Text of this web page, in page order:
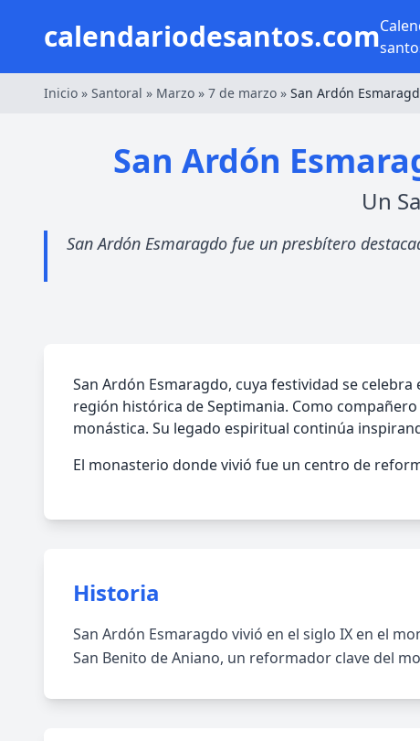
calendariodesantos.com
Inicio » Santoral » Marzo » 7 de marzo » San Ardón
San Ardón
Un
San Ardón Esmaragdo fue un presbítero
San Ardón Esmaragdo, cuya festividad se celebra
región histórica de Septimania. Como
monástica. Su legado espiritual continúa
El monasterio donde vivió fue un centro de
Historia
San Ardón Esmaragdo vivió en el siglo IX en el
San Benito de Aniano, un reformador clave del